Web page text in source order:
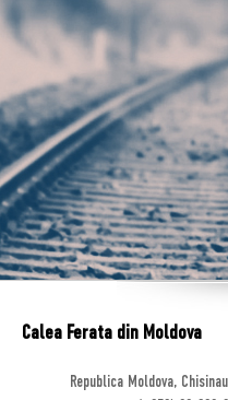
Calea Ferata din Moldova
Republica Moldova,